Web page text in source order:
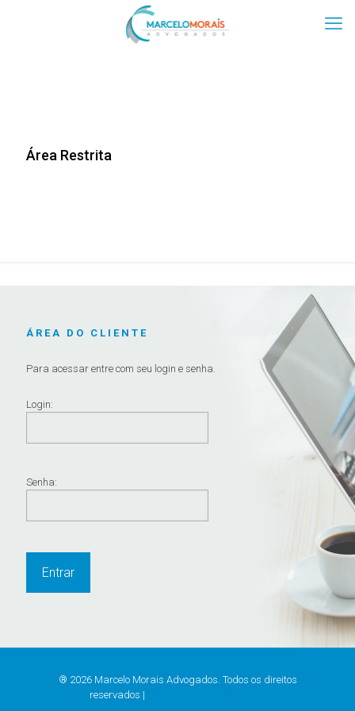
Área Restrita
ÁREA DO CLIENTE
Para acessar entre com seu login e senha.
Login:
Senha:
® 2026 Marcelo Morais Advogados. Todos os direitos
reservados |